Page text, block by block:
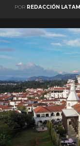
POR REDACCIÓN LATAM